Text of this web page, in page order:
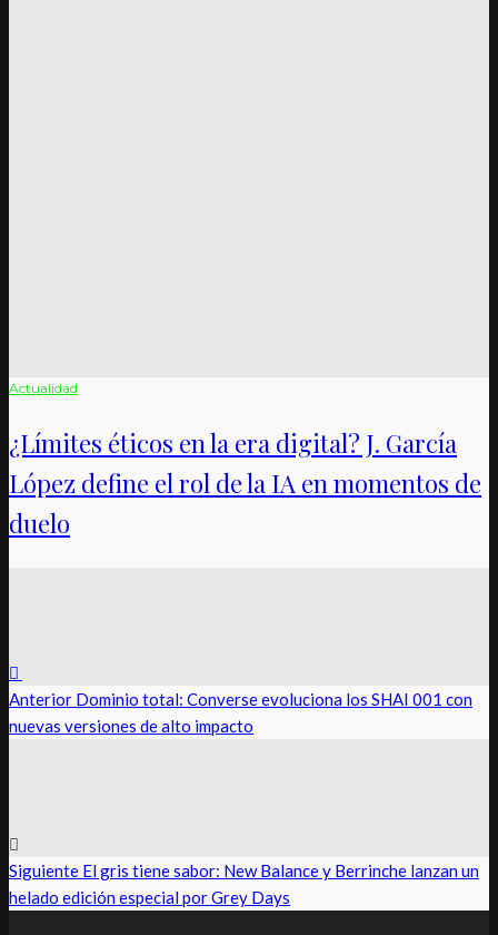
Actualidad
¿Límites éticos en la era digital? J. García
López define el rol de la IA en momentos de
duelo
Anterior Dominio total: Converse evoluciona los SHAI 001 con
nuevas versiones de alto impacto
Siguiente El gris tiene sabor: New Balance y Berrinche lanzan un
helado edición especial por Grey Days